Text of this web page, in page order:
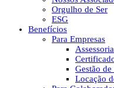
Orgulho de Ser
ESG
Benefícios
Para Empresas
Gestão
Locação